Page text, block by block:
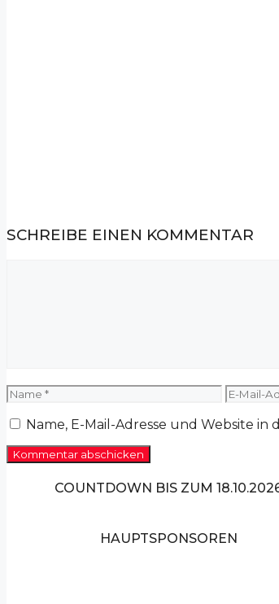
SCHREIBE EINEN KOMMENTAR
Name
E-
Mail-
Adresse
Name, E-Mail-Adresse und Website
COUNTDOWN BIS ZUM
HAUPTSPONSOREN